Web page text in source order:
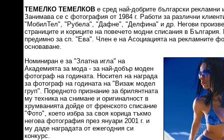
ТЕМЕЛКО ТЕМЕЛКОВ е сред най-добрите български
Занимава се с фотография от 1984 г. Работи за различни
"МобилТел", "Рубела", "Дафне", "Делфина" и др. Негови
страниците и кориците на повечето модни списания в
предимно за сп. "Ева". Член е на Асоциацията на рекламните
основаване.
Номиниран е за "Златна игла" на
Академията за мода - за най-добър моден
фотограф на годината. Носител на награда
за фотограф на годината на "Визаж модел
груп". Поредното признание за брилянтната
му техника на снимане и оригиналност в
хрумванията дойде от френското списание
"Фото", което избра за своя корица тъкмо
негова фотография през януари 2001 г. и
му даде наградата от ежегодния си
конкурс.